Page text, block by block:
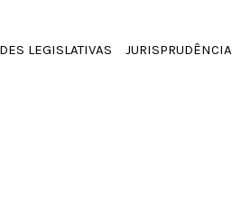
LEGISLATIVAS JURISPRUDÊNCIA